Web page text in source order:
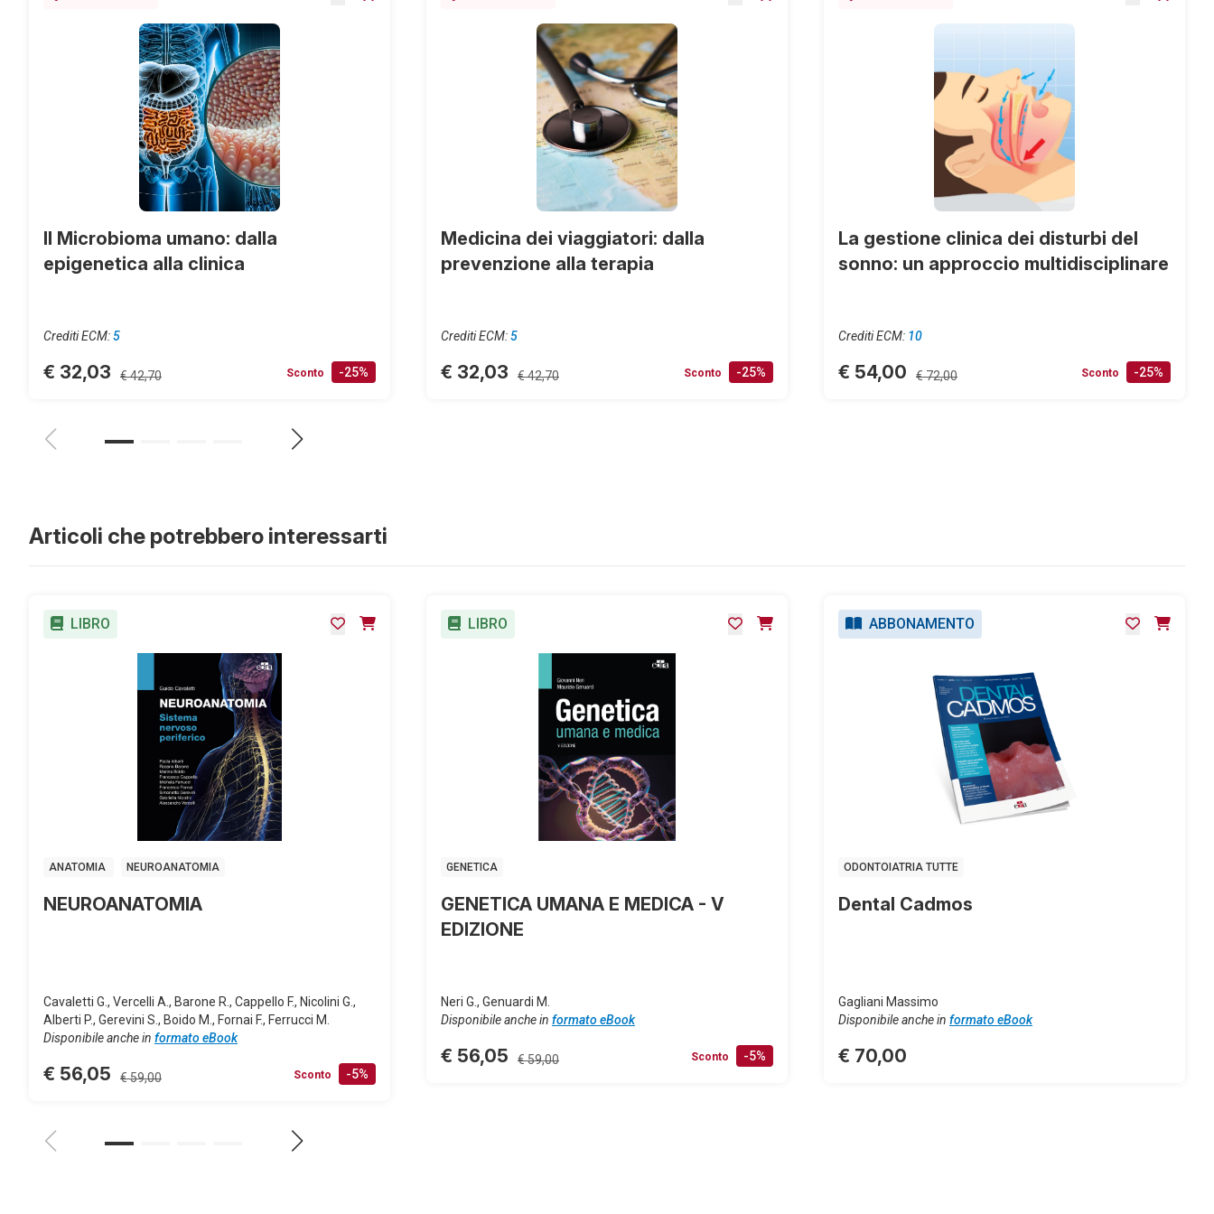
Il Microbioma umano: dalla
epigenetica alla clinica
Crediti ECM:5
€ 32,03 € 42,70 Sconto -25%
Medicina dei viaggiatori: dalla
prevenzione alla terapia
Crediti ECM:5
€ 32,03 € 42,70 Sconto -25%
La gestione clinica dei disturbi del
sonno: un approccio multidisciplinare
Crediti ECM: 10
€ 54,00 € 72,00 Sconto -25%
Articoli che potrebbero interessarti
LIBRO
ANATOMIA NEUROANATOMIA
NEUROANATOMIA
Cavaletti G., Vercelli A., Barone R., Cappello F., Nicolini G.,
Alberti P., Gerevini S., Boido M., Fornai F., Ferrucci M.
Disponibile anche in formato eBook
€ 56,05 € 59,00 Sconto -5%
LIBRO
GENETICA
GENETICA UMANA E MEDICA - V
EDIZIONE
Neri G., Genuardi M.
Disponibile anche in formato eBook
€ 56,05 € 59,00 Sconto -5%
ABBONAMENTO
ODONTOIATRIA TUTTE
Dental Cadmos
Gagliani Massimo
Disponibile anche in formato eBook
€ 70,00